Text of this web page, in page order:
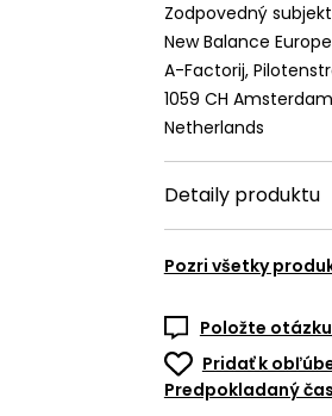
Zodpovedný
New Balance
A-Factorij,
1059 CH Amsterdam
Netherlands
Detaily produktu
Pozri všetky
Položte
Pridať k
Predpokladaný